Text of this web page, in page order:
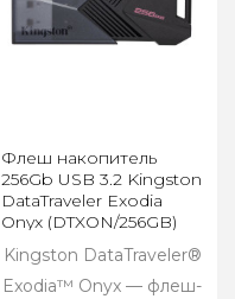
Флеш накопитель
256Gb USB 3.2 Kingston
DataTraveler Exodia
Onyx (DTXON/256GB)
Kingston DataTraveler®
Exodia™ Onyx — флеш-